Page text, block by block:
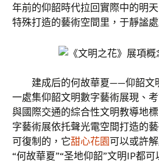
年前的仰韶時代拉回實際中的明
特殊打造的藝術空間里，于靜謐
建成后的何故華夏——仰韶文
一處集仰韶文明數字藝術展現、
與國際交通的綜合性文明教導地
字藝術展依托聲光電空間打造的
可復制的，它甜心花園可以或許
“何故華夏”“圣地仰韶”文明IP都